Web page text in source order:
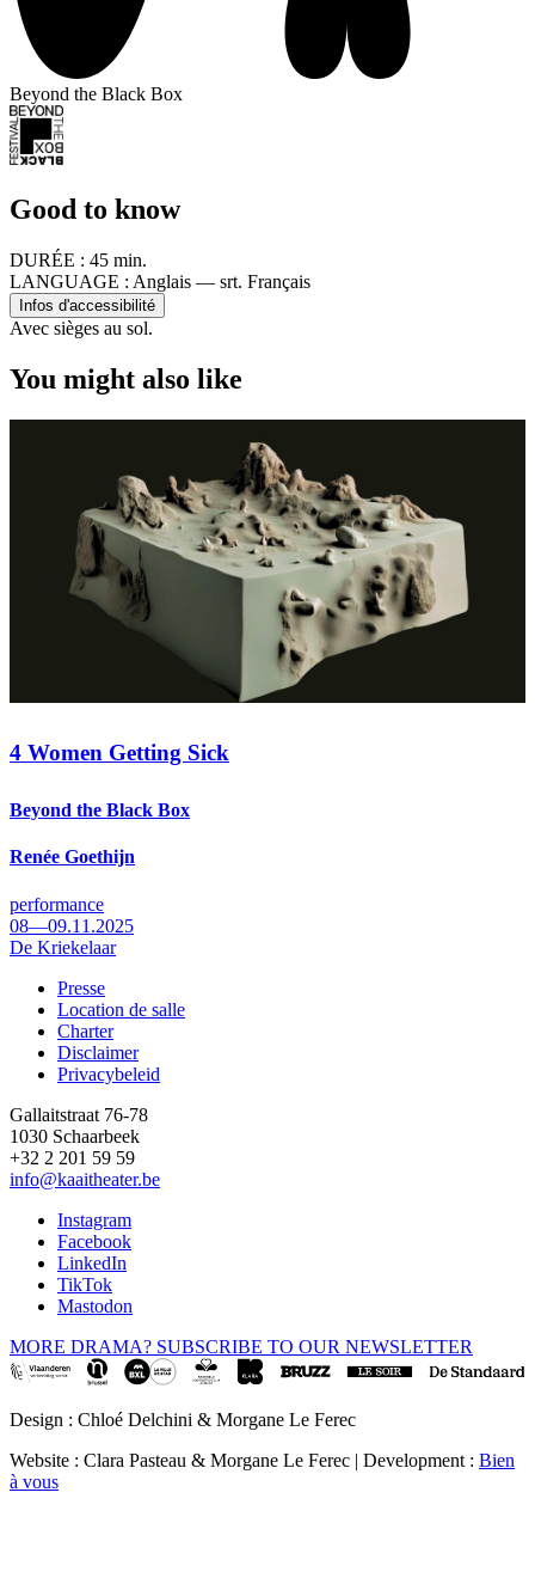
Beyond the Black Box
Good to know
DURÉE : 45 min.
LANGUAGE : Anglais — srt. Français
Infos d'accessibilité
Avec sièges au sol.
You might also like
4 Women Getting Sick
Beyond the Black Box
Renée Goethijn
performance
08—09.11.2025
De Kriekelaar
Footer
Presse
Location de salle
Charter
Disclaimer
Privacybeleid
Gallaitstraat 76-78
1030 Schaarbeek
+32 2 201 59 59
info@kaaitheater.be
Instagram
Facebook
LinkedIn
TikTok
Mastodon
MORE DRAMA? SUBSCRIBE TO OUR NEWSLETTER
Design : Chloé Delchini & Morgane Le Ferec
Website : Clara Pasteau & Morgane Le Ferec | Development : Bien
à vous